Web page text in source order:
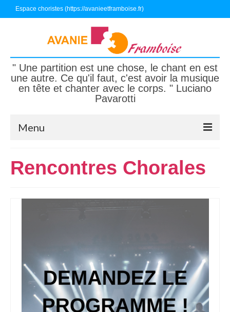
Espace choristes (https://avanieetframboise.fr)
" Une partition est une chose, le chant en est
une autre. Ce qu'il faut, c'est avoir la musique
en tête et chanter avec le corps. " Luciano
Pavarotti
Menu
Nous connaître
Nous écouter, nous suivre
Nous rejoindre
Rencontres Chorales